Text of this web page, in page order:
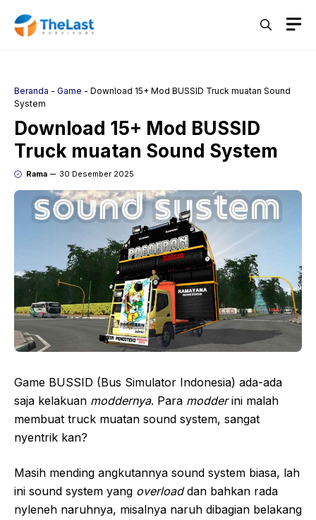
Beranda - Game - Download 15+ Mod BUSSID Truck muatan Sound
System
Download 15+ Mod BUSSID
Truck muatan Sound System
Rama 30 Desember 2025
Game BUSSID (Bus Simulator Indonesia) ada-ada
saja kelakuan moddernya. Para modderini malah
membuat truck muatan sound system, sangat
nyentrik kan?
Masih mending angkutannya sound system biasa, lah
ini sound system yang overloaddan bahkan rada
nyleneh naruhnya, misalnya naruh dibagian belakang